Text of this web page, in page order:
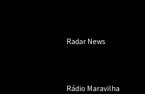
Radar News
Rádio Maravilha